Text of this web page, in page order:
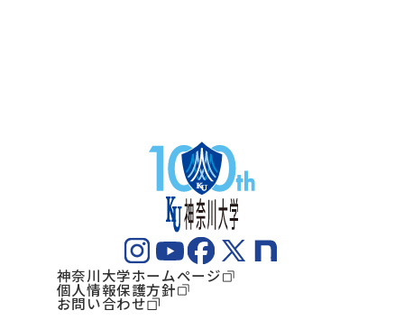
神奈川大学ホームページ
個人情報保護方針
お問い合わせ